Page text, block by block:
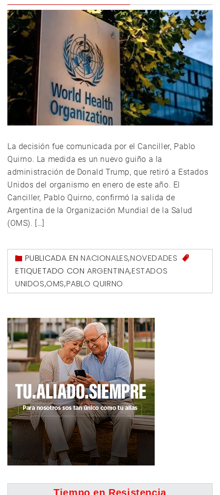
La decisión fue comunicada por el Canciller, Pablo
Quirno. La medida es un nuevo guiño a la
administración de Donald Trump, que retiró a Estados
Unidos del organismo en enero de este año. El
Canciller, Pablo Quirno, confirmó la salida de
Argentina de la Organización Mundial de la Salud
(OMS). […]
PUBLICADA ENNACIONALES,NOVEDADES
ETIQUETADO CON ARGENTINA,ESTADOS
UNIDOS,OMS,PABLO QUIRNO
Tiempo en Resistencia